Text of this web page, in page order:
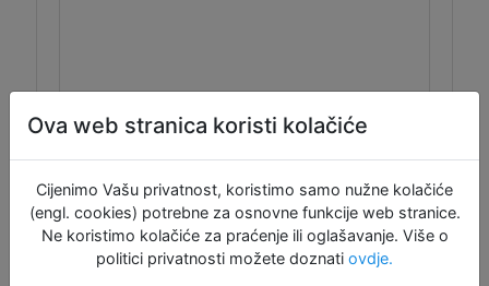
3,50 €
Dodaj u košaru
Ova web stranica koristi kolačiće
Cijenimo Vašu privatnost, koristimo samo nužne kolačiće
(engl. cookies) potrebne za osnovne funkcije web stranice.
Ne koristimo kolačiće za praćenje ili oglašavanje. Više o
politici privatnosti možete doznati ovdje.